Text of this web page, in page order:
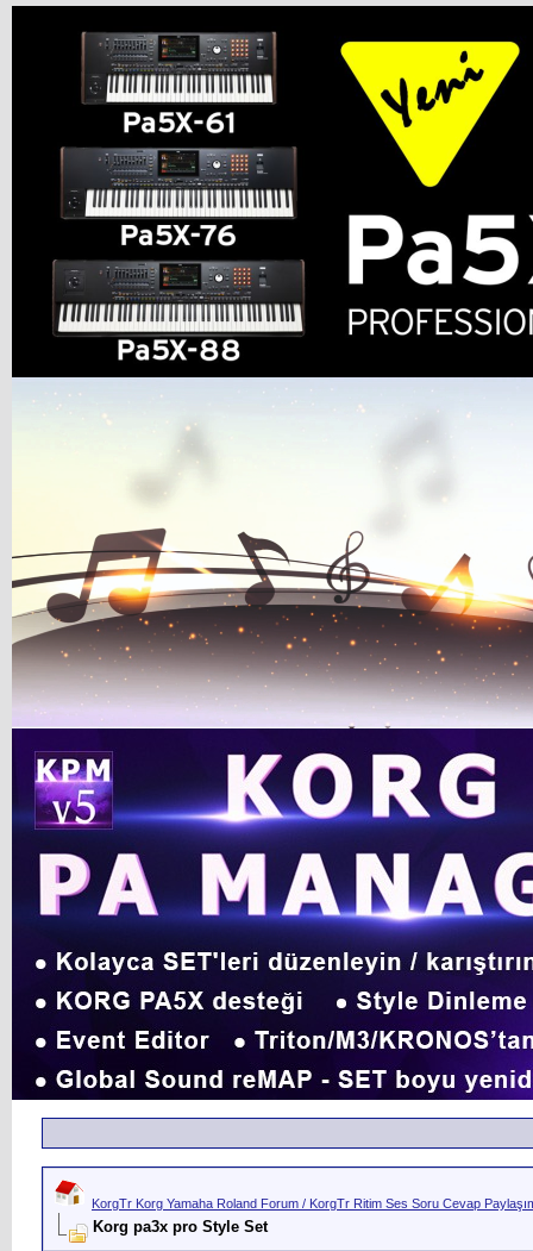
KorgTr Korg Yamaha Roland Forum / KorgTr Ritim Ses Soru Cevap
Korg pa3x pro Style Set